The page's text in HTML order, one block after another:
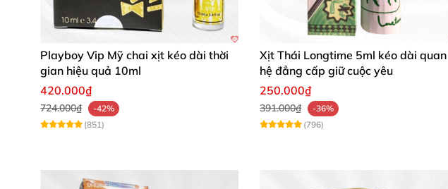
nay để cảm nhận sự khác biệt vượt trội! 💪🔥
Playboy Vip Mỹ chai xịt kéo dài thời
gian hiệu quả 10ml
420.000₫
724.000₫
-42%
(851)
Xịt Thái Longtime 5ml kéo dài quan
hệ đẳng cấp giữ cuộc yêu
250.000₫
391.000₫
-36%
(796)